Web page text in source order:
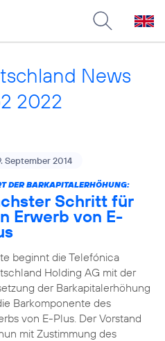
News
2022
September 2014
DER BARKAPITALERHÖHUNG:
Schritt für
Erwerb von E-
beginnt die Telefónica
Holding AG mit der
der Barkapitalerhöhung
Barkomponente des
von E-Plus. Der Vorstand
mit Zustimmung des